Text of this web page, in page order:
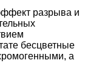
разрыва и
бесцветные
а